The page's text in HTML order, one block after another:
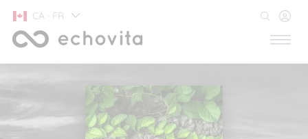
CA · FR